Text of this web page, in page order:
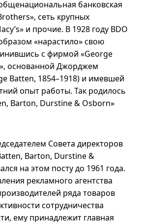
банковская
сеть крупных
и прочие. В 1928 году BDO
«нарастило» свою
с фирмой «George
основанной Джорджем
Batten, 1854–1918) и имевшей
опыт работы. Так родилось
Barton, Durstine & Osborn»
Совета директоров
Barton, Durstine &
на этом посту до 1961 года.
рекламного агентства
ряда товаров
сотрудничества
ему принадлежит главная